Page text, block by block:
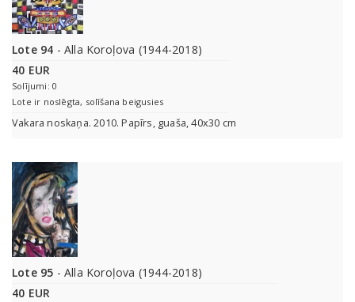
Lote 94 - Alla Koroļova (1944-2018)
40 EUR
Solījumi: 0
Lote ir noslēgta, solīšana beigusies
Vakara noskaņa. 2010. Papīrs, guaša, 40x30 cm
Lote 95 - Alla Koroļova (1944-2018)
40 EUR